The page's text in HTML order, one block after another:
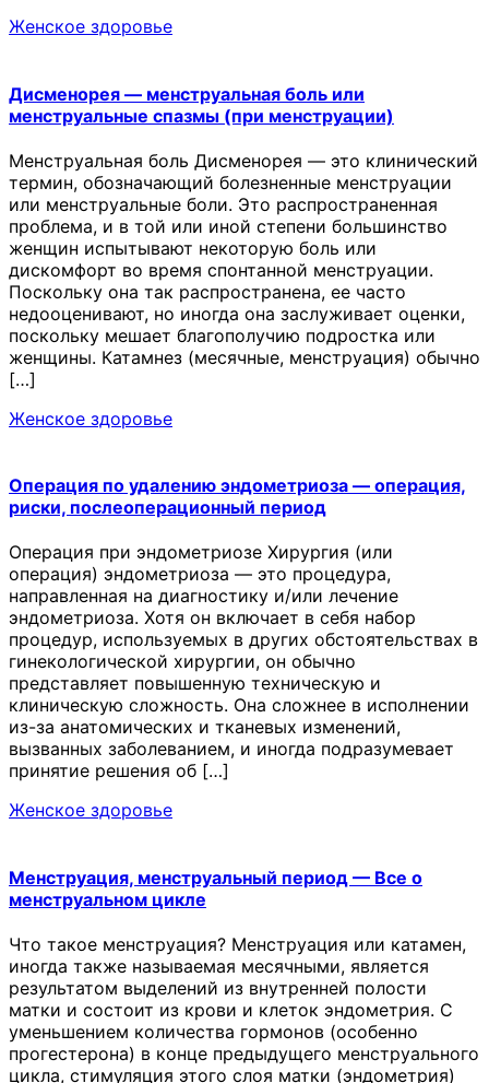
Женское здоровье
Дисменорея — менструальная боль или
менструальные спазмы (при менструации)
Менструальная боль Дисменорея — это клинический
термин, обозначающий болезненные менструации
или менструальные боли. Это распространенная
проблема, и в той или иной степени большинство
женщин испытывают некоторую боль или
дискомфорт во время спонтанной менструации.
Поскольку она так распространена, ее часто
недооценивают, но иногда она заслуживает оценки,
поскольку мешает благополучию подростка или
женщины. Катамнез (месячные, менструация) обычно
[…]
Женское здоровье
Операция по удалению эндометриоза — операция,
риски, послеоперационный период
Операция при эндометриозе Хирургия (или
операция) эндометриоза — это процедура,
направленная на диагностику и/или лечение
эндометриоза. Хотя он включает в себя набор
процедур, используемых в других обстоятельствах в
гинекологической хирургии, он обычно
представляет повышенную техническую и
клиническую сложность. Она сложнее в исполнении
из-за анатомических и тканевых изменений,
вызванных заболеванием, и иногда подразумевает
принятие решения об […]
Женское здоровье
Менструация, менструальный период — Все о
менструальном цикле
Что такое менструация? Менструация или катамен,
иногда также называемая месячными, является
результатом выделений из внутренней полости
матки и состоит из крови и клеток эндометрия. С
уменьшением количества гормонов (особенно
прогестерона) в конце предыдущего менструального
цикла, стимуляция этого слоя матки (эндометрия)